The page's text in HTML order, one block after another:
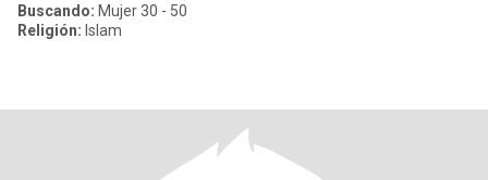
Buscando: Mujer 30 - 50
Religión: Islam